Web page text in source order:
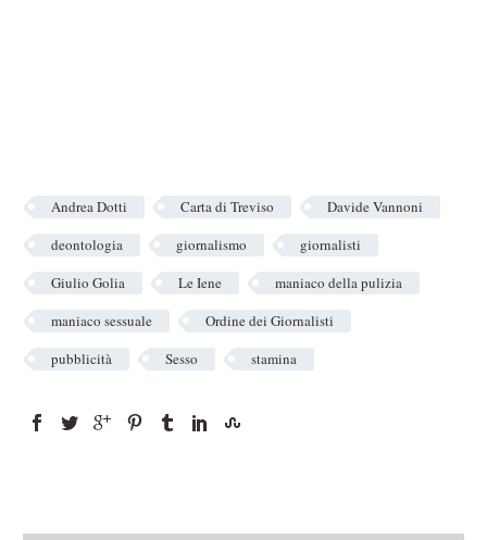
Andrea Dotti Carta di Treviso
Davide Vannoni
deontologia
giornalismo
giornalisti
Giulio Golia
Le Iene
maniaco della pulizia
maniaco sessuale
Ordine dei Giornalisti
pubblicità
Sesso stamina